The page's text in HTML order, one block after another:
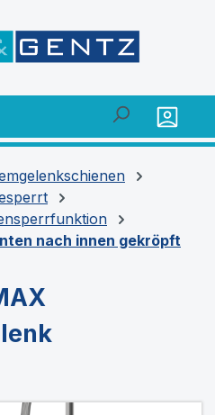
nach innen gekröpft